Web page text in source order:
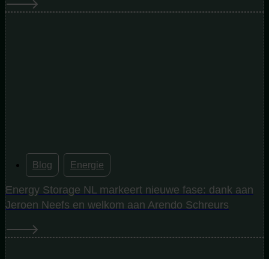
Blog Energie
Energy Storage NL markeert nieuwe fase: dank aan
Jeroen Neefs en welkom aan Arendo Schreurs